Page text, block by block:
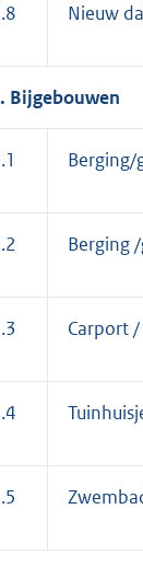
Nieuw
Bijgebouwen
Berging/
Berging
Carport